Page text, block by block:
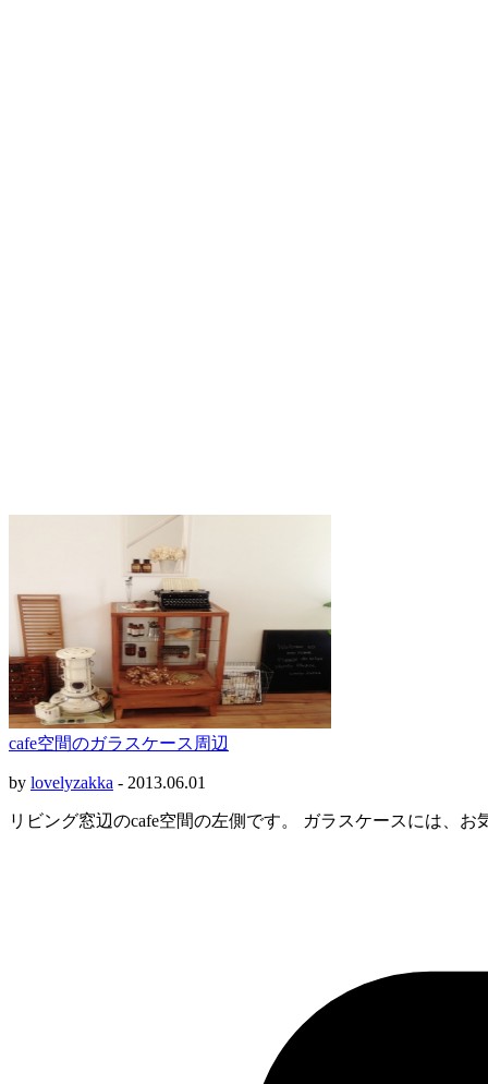
cafe空間のガラスケース周辺
by lovelyzakka - 2013.06.01
リビング窓辺のcafe空間の左側です。 ガラスケースには、お